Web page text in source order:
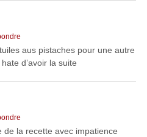
aus pistaches pour une autre
d’avoir la suite
de la recette avec impatience